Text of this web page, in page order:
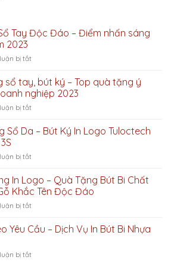
Tay Độc Đáo – Điểm nhấn sáng
2023
bị tắtở
Mẫu
Sổ
Tay
Đáo
giá
cho
sổ tay, bút ký – Top quà tặng ý
nghiệp 2023
bị tắtở
tặng
tay,
ký
–
ý
Sổ Da – Bút Ký In Logo Tuloctech
bị tắtở
tặng
Sổ
Da
Bút
In Logo – Quà Tặng Bút Bi Chất
Khắc Tên Độc Đáo
bị tắtở
Quà
Tặng
Logo
Yêu Cầu – Dịch Vụ In Bút Bi Nhựa
bị tắtở